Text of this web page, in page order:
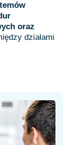
oraz
działami